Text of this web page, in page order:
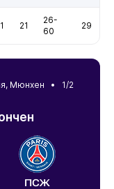
21
26-
60
29
, Мюнхен • 1/2
ПСЖ